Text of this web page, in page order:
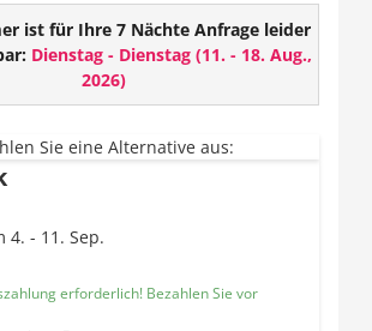
Badezimmer mit Dusche und
ist für Ihre 7 Nächte Anfrage leider
Dienstag - Dienstag (11. - 18. Aug.,
2026)
Sie eine Alternative aus:
4. - 11. Sep.
erforderlich! Bezahlen Sie vor